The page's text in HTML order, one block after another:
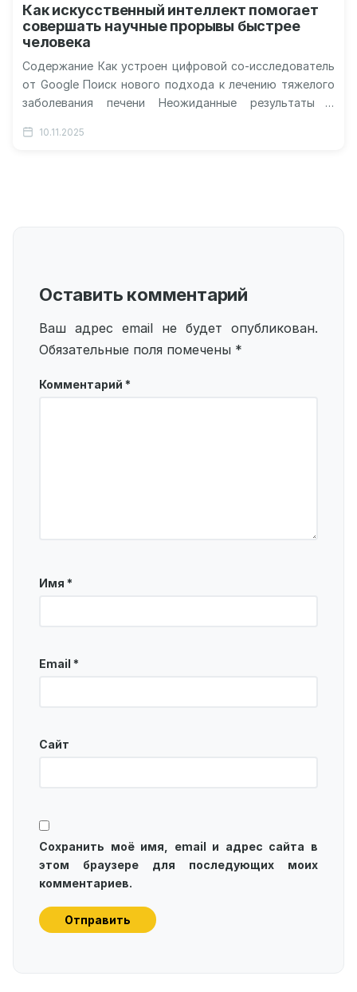
Как искусственный интеллект помогает
совершать научные прорывы быстрее
человека
Содержание Как устроен цифровой со-исследователь
от Google Поиск нового подхода к лечению тяжелого
заболевания печени Неожиданные результаты и
десятилетней биологической тайны…
10.11.2025
Оставить комментарий
Ваш адрес email не будет опубликован.
Обязательные поля помечены *
Комментарий *
Имя *
Email *
Сайт
Сохранить моё имя, email и адрес сайта в
этом браузере для последующих моих
комментариев.